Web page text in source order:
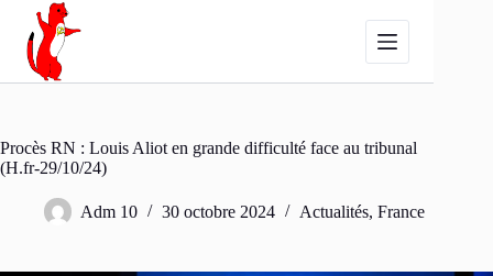
Passer
contenu
Procès RN : Louis Aliot en grande difficulté face au tribunal
(H.fr-29/10/24)
Adm 10 30 octobre 2024 Actualités, France